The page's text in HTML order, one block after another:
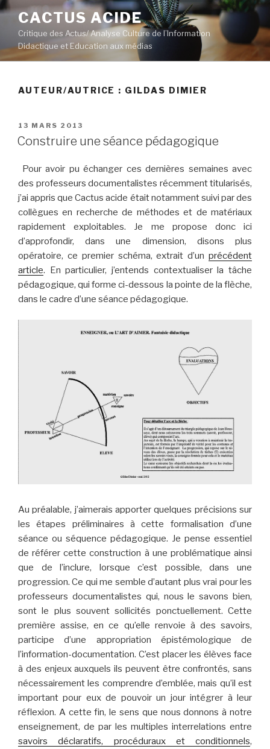
Aller
contenu
principal
CACTUS ACIDE
Critique des Actus/ Analyse Culture de l’Information
Didactique et Education aux médias
AUTEUR/AUTRICE : GILDAS DIMIER
PUBLIÉ
LE
13 MARS 2013
Construire une séance pédagogique
Pour avoir pu échanger ces dernières semaines avec
des professeurs documentalistes récemment titularisés,
j’ai appris que Cactus acide était notamment suivi par des
collègues en recherche de méthodes et de matériaux
rapidement exploitables. Je me propose donc ici
d’approfondir, dans une dimension, disons plus
opératoire, ce premier schéma, extrait d’un précédent
article. En particulier, j’entends contextualiser la tâche
pédagogique, qui forme ci-dessous la pointe de la flèche,
dans le cadre d’une séance pédagogique.
Au préalable, j’aimerais apporter quelques précisions sur
les étapes préliminaires à cette formalisation d’une
séance ou séquence pédagogique. Je pense essentiel
de référer cette construction à une problématique ainsi
que de l’inclure, lorsque c’est possible, dans une
progression. Ce qui me semble d’autant plus vrai pour les
professeurs documentalistes qui, nous le savons bien,
sont le plus souvent sollicités ponctuellement. Cette
première assise, en ce qu’elle renvoie à des savoirs,
participe d’une appropriation épistémologique de
l’information-documentation. C’est placer les élèves face
à des enjeux auxquels ils peuvent être confrontés, sans
nécessairement les comprendre d’emblée, mais qu’il est
important pour eux de pouvoir un jour intégrer à leur
réflexion. A cette fin, le sens que nous donnons à notre
enseignement, de par les multiples interrelations entre
savoirs déclaratifs, procéduraux et conditionnels,